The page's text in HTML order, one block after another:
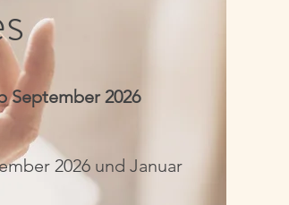
September 2026
2026 und Januar